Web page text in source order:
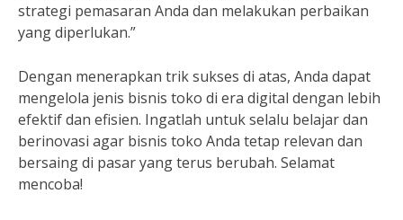
strategi pemasaran Anda dan melakukan perbaikan
yang diperlukan.”
Dengan menerapkan trik sukses di atas, Anda dapat
mengelola jenis bisnis toko di era digital dengan lebih
efektif dan efisien. Ingatlah untuk selalu belajar dan
berinovasi agar bisnis toko Anda tetap relevan dan
bersaing di pasar yang terus berubah. Selamat
mencoba!